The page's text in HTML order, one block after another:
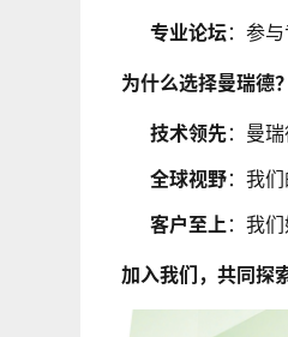
专业论坛：参
为什么选择曼瑞德？
技术领先：曼
全球视野：我
客户至上 ：我
加入我们，共同探